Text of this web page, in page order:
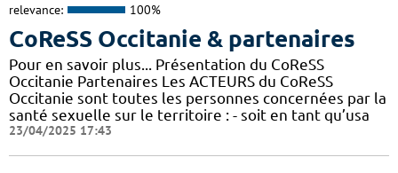
relevance: 100%
CoReSS Occitanie & partenaires
Pour en savoir plus... Présentation du CoReSS
Occitanie Partenaires Les ACTEURS du CoReSS
Occitanie sont toutes les personnes concernées par la
santé sexuelle sur le territoire : - soit en tant qu’usa
23/04/2025 17:43